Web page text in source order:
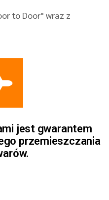
to Door" wraz z
jest gwarantem
przemieszczania